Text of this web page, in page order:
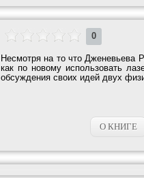
0
Несмотря на то что Дженевьева
как по новому использовать
обсуждения своих идей двух
О КНИГЕ